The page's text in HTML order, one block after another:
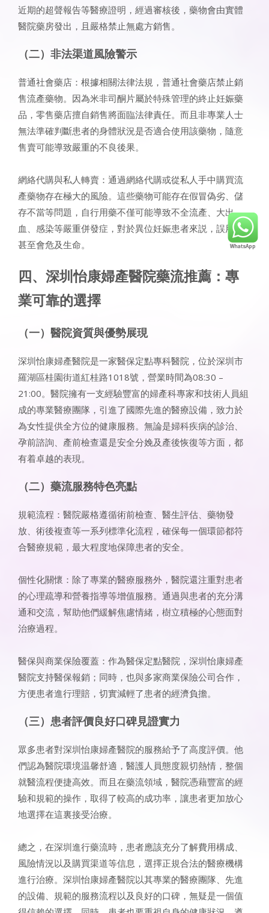
近期的超聲報告等醫療證明，經過審核後，藥物會由實體
醫院藥房發出，且嚴格禁止無處方銷售。
（二）非法渠道風險警示
普通社會藥店：根據相關法律法規，普通社會藥店禁止銷
售流產藥物。因為米非司酮片屬於特殊管理的終止妊娠藥
品，零售藥店擅自銷售將面臨法律責任。而且非專業人士
無法準確判斷患者的身體狀況是否適合使用該藥物，隨意
售賣可能導致嚴重的不良後果。
網絡代購與私人轉賣：通過網絡代購或從私人手中購買流
產藥物存在極大的風險。這些藥物可能存在假冒偽劣、儲
存不當等問題，自行用藥不僅可能導致不全流產、大出
血、感染等嚴重併發症，對於異位妊娠患者來説，誤用藥
甚至會危及生命。
四、深圳怡康婦產醫院藥流推薦：專
業可靠的選擇
（一）醫院資質與優勢展現
深圳怡康婦產醫院是一家醫保定點專科醫院，位於深圳市
羅湖區桂園街道紅桂路1018號，營業時間為08:30 –
21:00。醫院擁有一支經驗豐富的婦產科專家和技術人員組
成的專業醫療團隊，引進了國際先進的醫療設備，致力於
為女性提供全方位的健康服務。無論是婦科疾病的診治、
孕前諮詢、產前檢查還是安全分娩及產後恢復等方面，都
有着卓越的表現。
（二）藥流服務特色亮點
規範流程：醫院嚴格遵循術前檢查、醫生評估、藥物發
放、術後複查等一系列標準化流程，確保每一個環節都符
合醫療規範，最大程度地保障患者的安全。
個性化關懷：除了專業的醫療服務外，醫院還注重對患者
的心理疏導和營養指導等增值服務。通過與患者的充分溝
通和交流，幫助他們緩解焦慮情緒，樹立積極的心態面對
治療過程。
醫保與商業保險覆蓋：作為醫保定點醫院，深圳怡康婦產
醫院支持醫保報銷；同時，也與多家商業保險公司合作，
方便患者進行理賠，切實減輕了患者的經濟負擔。
（三）患者評價良好口碑見證實力
眾多患者對深圳怡康婦產醫院的服務給予了高度評價。他
們認為醫院環境温馨舒適，醫護人員態度親切熱情，整個
就醫流程便捷高效。而且在藥流領域，醫院憑藉豐富的經
驗和規範的操作，取得了較高的成功率，讓患者更加放心
地選擇在這裏接受治療。
總之，在深圳進行藥流時，患者應該充分了解費用構成、
風險情況以及購買渠道等信息，選擇正規合法的醫療機構
進行治療。深圳怡康婦產醫院以其專業的醫療團隊、先進
的設備、規範的服務流程以及良好的口碑，無疑是一個值